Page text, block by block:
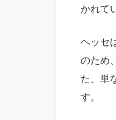
かれて
ヘッセ
のため
た、単
す。